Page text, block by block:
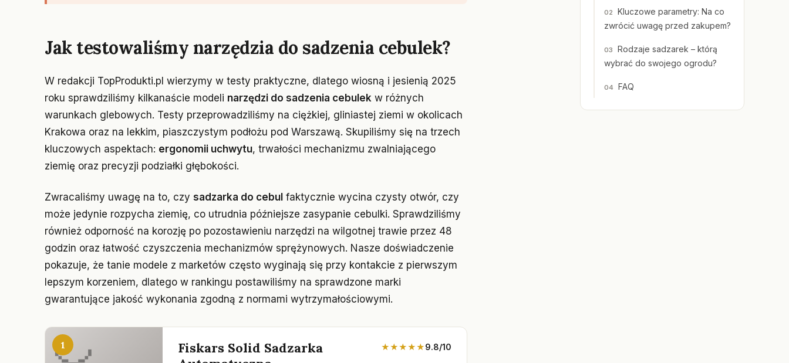
Jak testowaliśmy narzędzia do sadzenia cebulek?
W redakcji TopProdukti.pl wierzymy w testy praktyczne, dlatego wiosną i jesienią 2025
roku sprawdziliśmy kilkanaście modeli narzędzi do sadzenia cebulek w różnych
warunkach glebowych. Testy przeprowadziliśmy na ciężkiej, gliniastej ziemi w okolicach
Krakowa oraz na lekkim, piaszczystym podłożu pod Warszawą. Skupiliśmy się na trzech
kluczowych aspektach: ergonomii uchwytu, trwałości mechanizmu zwalniającego
ziemię oraz precyzji podziałki głębokości.
Zwracaliśmy uwagę na to, czy sadzarka do cebul faktycznie wycina czysty otwór, czy
może jedynie rozpycha ziemię, co utrudnia późniejsze zasypanie cebulki. Sprawdziliśmy
również odporność na korozję po pozostawieniu narzędzi na wilgotnej trawie przez 48
godzin oraz łatwość czyszczenia mechanizmów sprężynowych. Nasze doświadczenie
pokazuje, że tanie modele z marketów często wyginają się przy kontakcie z pierwszym
lepszym korzeniem, dlatego w rankingu postawiliśmy na sprawdzone marki
gwarantujące jakość wykonania zgodną z normami wytrzymałościowymi.
1
Fiskars Solid Sadzarka
★★★★★9.8/10
Kluczowe parametry: Na co
zwrócić uwagę przed zakupem?
Rodzaje sadzarek – którą
wybrać do swojego ogrodu?
FAQ